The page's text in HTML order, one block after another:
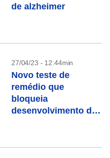
de alzheimer
27/04/23 - 12:44min
Novo teste de
remédio que
bloqueia
desenvolvimento de
promissores